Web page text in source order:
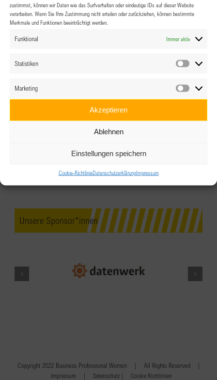
zustimmst, können wir Daten wie das Surfverhalten oder eindeutige IDs auf dieser Website
verarbeiten. Wenn Sie Ihre Zustimmung nicht erteilen oder zurückziehen, können bestimmte
Merkmale und Funktionen beeinträchtigt werden.
Funktional Immer aktiv
Statistiken
Marketing
Akzeptieren
Ablehnen
Einstellungen speichern
Cookie-RichtlinieDatenschutzerklärungImpressum
Unsere Sponsor*innen
Copyright 2022 Business Professional Women | All Rights Reserved |
Impressum | Datenschutz | Cookie Richtlinien